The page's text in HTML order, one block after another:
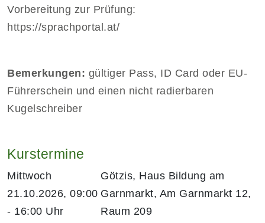
Vorbereitung zur Prüfung:
https://sprachportal.at/
Bemerkungen: gültiger Pass, ID Card oder EU-
Führerschein und einen nicht radierbaren
Kugelschreiber
Kurstermine
Mittwoch
21.10.2026, 09:00
- 16:00 Uhr
Götzis, Haus Bildung am
Garnmarkt, Am Garnmarkt 12,
Raum 209